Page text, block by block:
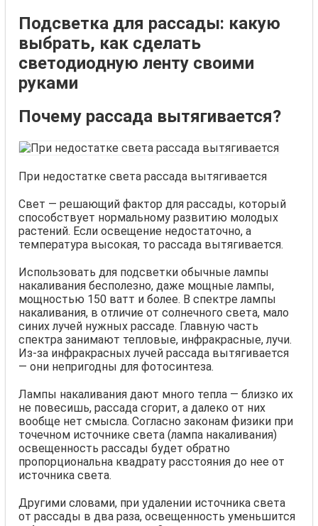
Подсветка для рассады: какую
выбрать, как сделать
светодиодную ленту своими
руками
Почему рассада вытягивается?
При недостатке света рассада вытягивается
Свет — решающий фактор для рассады, который
способствует нормальному развитию молодых
растений. Если освещение недостаточно, а
температура высокая, то рассада вытягивается.
Использовать для подсветки обычные лампы
накаливания бесполезно, даже мощные лампы,
мощностью 150 ватт и более. В спектре лампы
накаливания, в отличие от солнечного света, мало
синих лучей нужных рассаде. Главную часть
спектра занимают тепловые, инфракрасные, лучи.
Из-за инфракрасных лучей рассада вытягивается
— они непригодны для фотосинтеза.
Лампы накаливания дают много тепла — близко их
не повесишь, рассада сгорит, а далеко от них
вообще нет смысла. Согласно законам физики при
точечном источнике света (лампа накаливания)
освещенность рассады будет обратно
пропорциональна квадрату расстояния до нее от
источника света.
Другими словами, при удалении источника света
от рассады в два раза, освещенность уменьшится